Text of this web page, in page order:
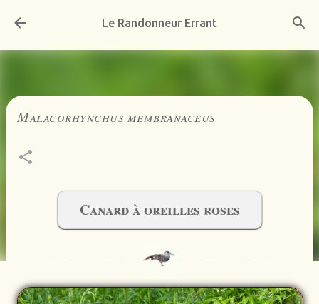
Accéder au contenu principal
Le Randonneur Errant
Malacorhynchus membranaceus
Canard à oreilles roses